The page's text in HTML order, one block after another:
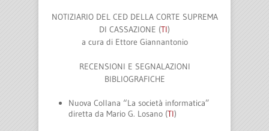
NOTIZIARIO DEL CED DELLA CORTE SUPREMA
DI CASSAZIONE (TI)
a cura di Ettore Giannantonio
RECENSIONI E SEGNALAZIONI
BIBLIOGRAFICHE
Nuova Collana “La società informatica”
diretta da Mario G. Losano (TI)